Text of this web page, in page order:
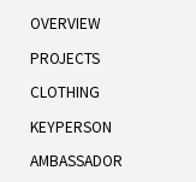
OVERVIEW
PROJECTS
CLOTHING
KEYPERSON
AMBASSADOR